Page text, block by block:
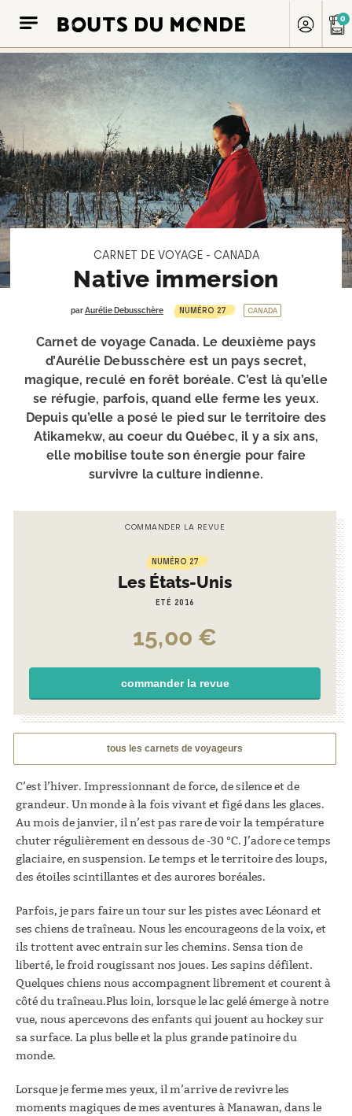
0
CARNET DE VOYAGE - CANADA
Native immersion
parAurélie Debusschère NUMÉRO 27 CANADA
Carnet de voyage Canada. Le deuxième pays
d’Aurélie Debusschère est un pays secret,
magique, reculé en forêt boréale. C’est là qu’elle
se réfugie, parfois, quand elle ferme les yeux.
Depuis qu’elle a posé le pied sur le territoire des
Atikamekw, au coeur du Québec, il y a six ans,
elle mobilise toute son énergie pour faire
survivre la culture indienne.
COMMANDER LA REVUE
NUMÉRO 27
Les États-Unis
ETÉ 2016
15,00 €
commander la revue
tous les carnets de voyageurs
C’est l’hiver. Impressionnant de force, de silence et de
grandeur. Un monde à la fois vivant et figé dans les glaces.
Au mois de janvier, il n’est pas rare de voir la température
chuter régulièrement en dessous de -30 °C. J’adore ce temps
glaciaire, en suspension. Le temps et le territoire des loups,
des étoiles scintillantes et des aurores boréales.
Parfois, je pars faire un tour sur les pistes avec Léonard et
ses chiens de traîneau. Nous les encourageons de la voix, et
ils trottent avec entrain sur les chemins. Sensa tion de
liberté, le froid rougissant nos joues. Les sapins défilent.
Quelques chiens nous accompagnent librement et courent à
côté du traîneau.Plus loin, lorsque le lac gelé émerge à notre
vue, nous apercevons des enfants qui jouent au hockey sur
sa surface. La plus belle et la plus grande patinoire du
monde.
Lorsque je ferme mes yeux, il m’arrive de revivre les
moments magiques de mes aventures à Manawan, dans le